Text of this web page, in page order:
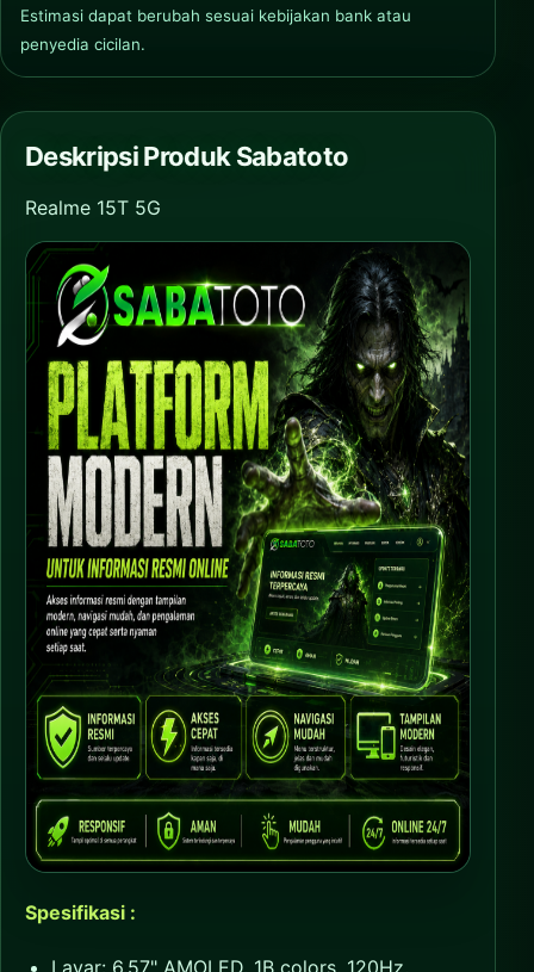
Estimasi dapat berubah sesuai kebijakan bank atau
penyedia cicilan.
Deskripsi Produk Sabatoto
Realme 15T 5G
Spesifikasi :
Layar: 6.57" AMOLED, 1B colors, 120Hz,